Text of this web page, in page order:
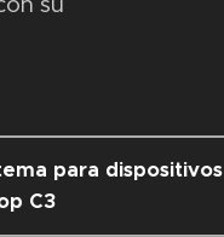
para dispositivos
C3